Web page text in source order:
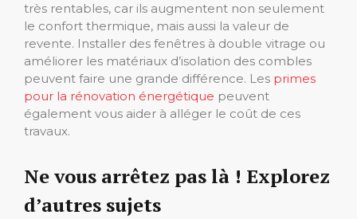
très rentables, car ils augmentent non seulement
le confort thermique, mais aussi la valeur de
revente. Installer des fenêtres à double vitrage ou
améliorer les matériaux d’isolation des combles
peuvent faire une grande différence. Les primes
pour la rénovation énergétique peuvent
également vous aider à alléger le coût de ces
travaux.
Ne vous arrêtez pas là ! Explorez
d’autres sujets